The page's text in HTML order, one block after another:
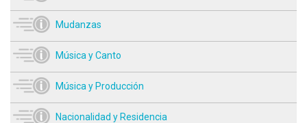
Mudanzas
Música y Canto
Música y Producción
Nacionalidad y Residencia